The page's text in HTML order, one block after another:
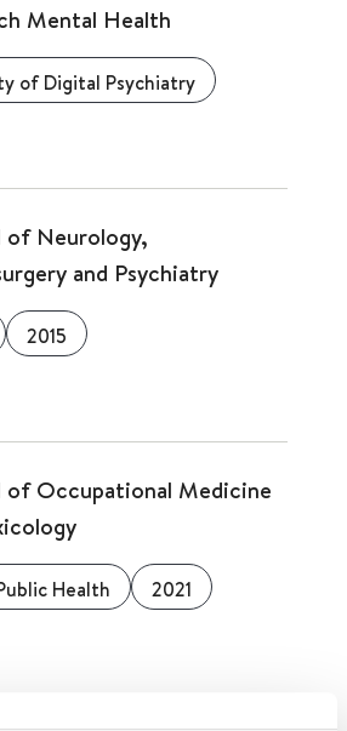
Mental Health
of Digital Psychiatry
of Neurology,
and Psychiatry
2015
of Occupational Medicine
Health 2021